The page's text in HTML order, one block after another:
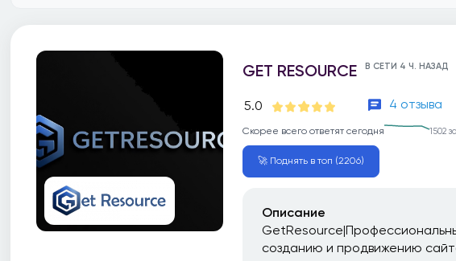
GET RESOURCE В СЕТИ 4 Ч. НАЗАД
5.0 4 отзыва
Скорее всего ответят сегодня 1502
🚀 Поднять в топ (2206)
Описание
созданию и продвижению